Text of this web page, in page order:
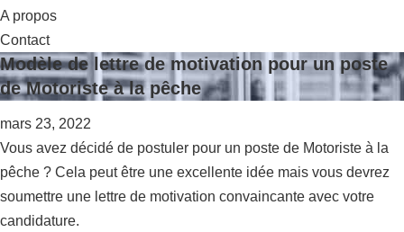
A propos
Contact
Modèle de lettre de motivation pour un poste
de Motoriste à la pêche
mars 23, 2022
Vous avez décidé de postuler pour un poste de Motoriste à la
pêche ? Cela peut être une excellente idée mais vous devrez
soumettre une lettre de motivation convaincante avec votre
candidature.